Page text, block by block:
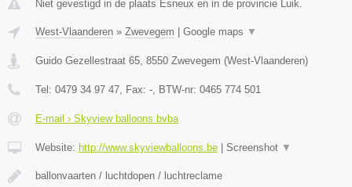
Niet gevestigd in de plaats Esneux en in de provincie Luik.
West-Vlaanderen » Zwevegem | Google maps ▼
Guido Gezellestraat 65 8550 Zwevegem (West-Vlaanderen)
Tel: 0479 34 97 47 , Fax: - , BTW-nr: 0465 774 501
E-mail › Skyview balloons bvba
Website: http://www.skyviewballoons.be | Screenshot ▼
ballonvaarten / luchtdopen / luchtreclame